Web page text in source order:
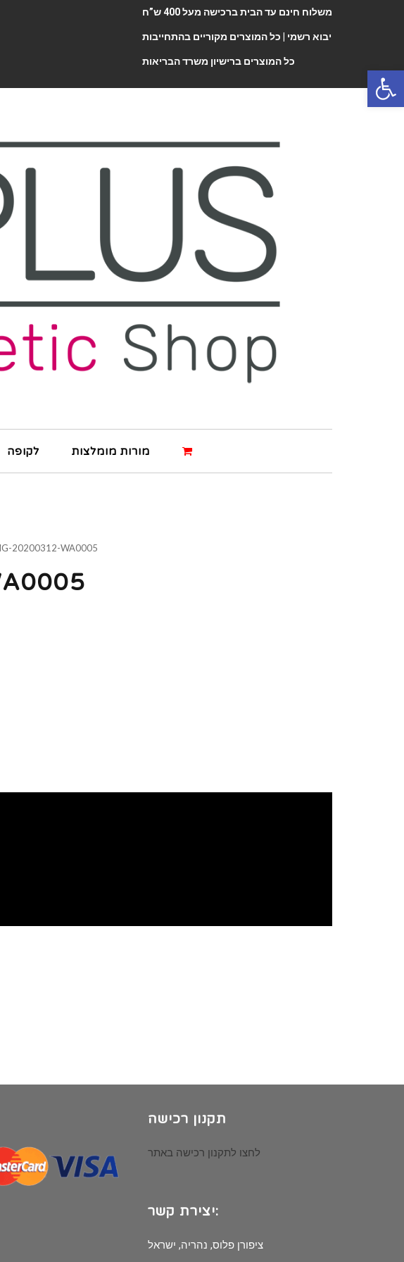
משלוח חינם עד הבית ברכישה מעל 400 ש”ח
יבוא רשמי | כל המוצרים מקוריים בהתחייבות
כל המוצרים ברישיון משרד הבריאות
לקופה מורות מומלצות
20200312-WA0005
תקנון רכישה
לחצו לתקנון רכישה באתר
יצירת קשר:
ציפורן פלוס, נהריה, ישראל